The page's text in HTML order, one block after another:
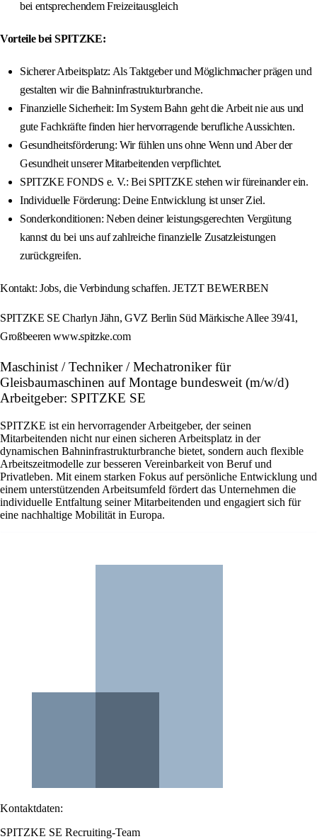
bei entsprechendem Freizeitausgleich
Vorteile bei SPITZKE:
Sicherer Arbeitsplatz: Als Taktgeber und Möglichmacher prägen und
gestalten wir die Bahninfrastrukturbranche.
Finanzielle Sicherheit: Im System Bahn geht die Arbeit nie aus und
gute Fachkräfte finden hier hervorragende berufliche Aussichten.
Gesundheitsförderung: Wir fühlen uns ohne Wenn und Aber der
Gesundheit unserer Mitarbeitenden verpflichtet.
SPITZKE FONDS e. V.: Bei SPITZKE stehen wir füreinander ein.
Individuelle Förderung: Deine Entwicklung ist unser Ziel.
Sonderkonditionen: Neben deiner leistungsgerechten Vergütung
kannst du bei uns auf zahlreiche finanzielle Zusatzleistungen
zurückgreifen.
Kontakt: Jobs, die Verbindung schaffen. JETZT BEWERBEN
SPITZKE SE Charlyn Jähn, GVZ Berlin Süd Märkische Allee 39/41,
Großbeeren www.spitzke.com
Maschinist / Techniker / Mechatroniker für
Gleisbaumaschinen auf Montage bundesweit (m/w/d)
Arbeitgeber: SPITZKE SE
SPITZKE ist ein hervorragender Arbeitgeber, der seinen
Mitarbeitenden nicht nur einen sicheren Arbeitsplatz in der
dynamischen Bahninfrastrukturbranche bietet, sondern auch flexible
Arbeitszeitmodelle zur besseren Vereinbarkeit von Beruf und
Privatleben. Mit einem starken Fokus auf persönliche Entwicklung und
einem unterstützenden Arbeitsumfeld fördert das Unternehmen die
individuelle Entfaltung seiner Mitarbeitenden und engagiert sich für
eine nachhaltige Mobilität in Europa.
Kontaktdaten:
SPITZKE SE Recruiting-Team